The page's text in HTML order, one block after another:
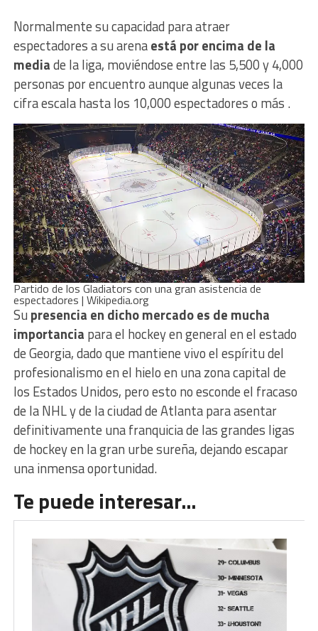
Normalmente su capacidad para atraer
espectadores a su arenaestá por encima de la
mediade la liga, moviéndose entre las 5,500 y 4,000
personas por encuentro aunque algunas veces la
cifra escala hasta los 10,000 espectadores o más .
Partido de los Gladiators con una gran asistencia de
espectadores | Wikipedia.org
Su presencia en dicho mercado es de mucha
importancia para el hockey en general en el estado
de Georgia, dado que mantiene vivo el espíritu del
profesionalismo en el hielo en una zona capital de
los Estados Unidos, pero esto no esconde el fracaso
de la NHL y de la ciudad de Atlanta para asentar
definitivamente una franquicia de las grandes ligas
de hockey en la gran urbe sureña, dejando escapar
una inmensa oportunidad.
Te puede interesar…